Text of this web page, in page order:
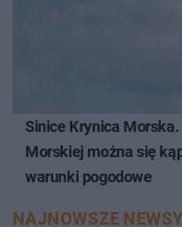
Sinice Krynica
Morskiej można się
warunki pogodowe
NAJNOWSZE